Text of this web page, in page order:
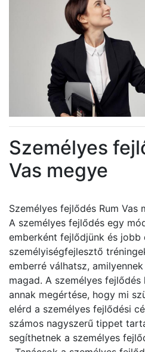
Személyes
Vas megye
Személyes fejlődés Rum Vas
A személyes fejlődés egy
emberként fejlődjünk és jobb
személyiségfejlesztő
emberré válhatsz,
magad. A személyes
annak megértése, hogy mi
elérd a személyes fejlődési
számos nagyszerű tippet
segíthetnek a személyes